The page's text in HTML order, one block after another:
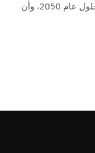
السرطان بنسبة 84% على مستوى العالم بحلول عام 2050، وأن